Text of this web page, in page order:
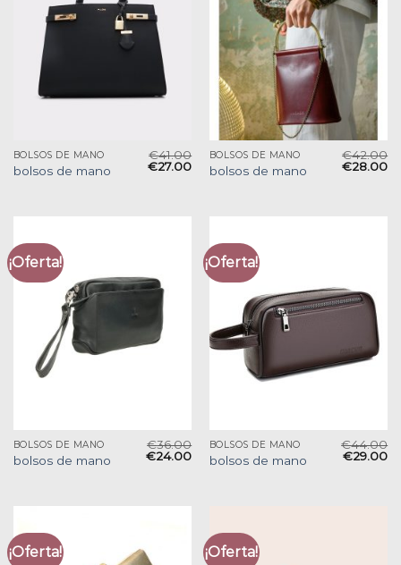
BOLSOS DE MANO
bolsos de mano
€41.00
€27.00
BOLSOS DE MANO
bolsos de mano
€42.00
€28.00
¡Oferta!
BOLSOS DE MANO
bolsos de mano
€36.00
€24.00
¡Oferta!
BOLSOS DE MANO
bolsos de mano
€44.00
€29.00
¡Oferta! ¡Oferta!